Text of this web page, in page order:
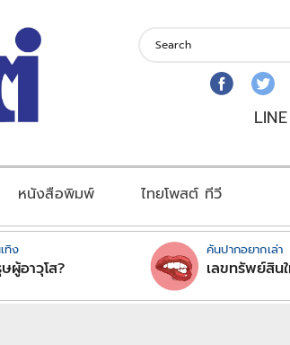
หนังสือพิมพ์ ไทยโพสต์ ทีวี
ทิง
ผู้อาวุโส?
คันปากอยากเล่า
เลขทรัพย์สิน